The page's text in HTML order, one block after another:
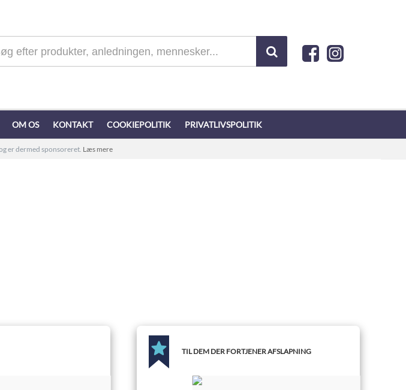
OM OS KONTAKT COOKIEPOLITIK PRIVATLIVSPOLITIK
er dermed sponsoreret. Læs mere
TIL DEM DER FORTJENER AFSLAPNING